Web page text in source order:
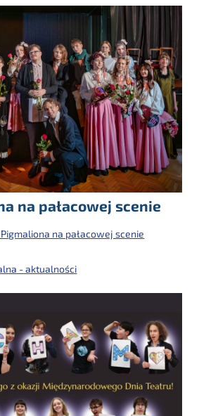
na pałacowej scenie
na pałacowej scenie
- aktualności